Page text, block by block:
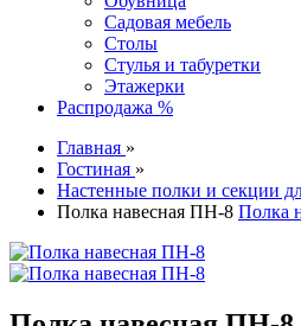
Садовая мебель
Столы
Стулья и табуретки
Этажерки
Распродажа %
Главная »
Гостиная »
Настенные полки и секции
Полка навесная ПН-8 Полка